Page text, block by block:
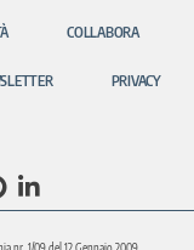
COLLABORA
PRIVACY